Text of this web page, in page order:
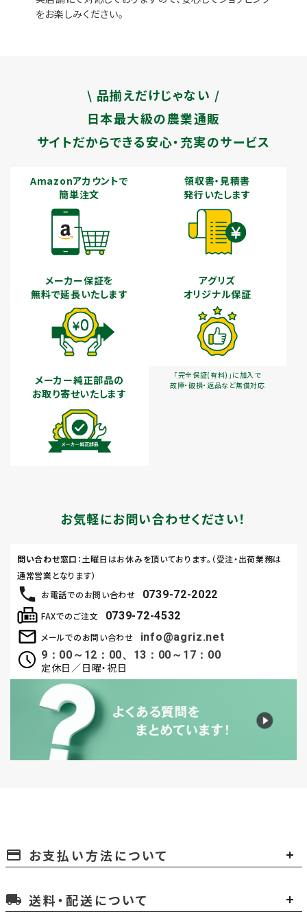
をお楽しみください。
\ 品揃えだけじゃない /
日本最大級の農業通販
サイトだからできる安心・充実のサービス
Amazonアカウントで
簡単注文
領収書・見積書
発行いたします
メーカー保証を
無料で延長いたします
アグリズ
オリジナル保証
「完全保証(有料)」に加入で
故障・破損・返品など無償対応
メーカー純正部品の
お取り寄せいたします
お気軽にお問い合わせください！
お電話でのお問い合わせ 0739-72-2022
メールでのお問い合わせ
info@agriz.net
9：00～12：00、13：00～17：00
定休日／日曜・祝日
FAXでのご注文 0739-72-4532
問い合わせ窓口 ：土曜日はお休みを頂いております。（受注・出荷業務は
通常営業となります）
payment お支払い方法について
local_shipping 送料・配送について